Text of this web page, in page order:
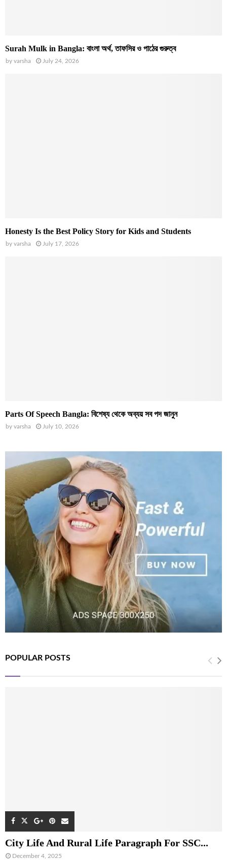
Surah Mulk in Bangla: বাংলা অর্থ, তাফসির ও পাঠের গুরুত্ব
by varsha July 24, 2026
Honesty Is the Best Policy Story for Kids and Students
by varsha July 17, 2026
Parts Of Speech Bangla: বিশেষ্য থেকে অব্যয় সব পদ জানুন
by varsha July 10, 2026
POPULAR POSTS
City Life And Rural Life Paragraph For SSC...
December 4, 2025